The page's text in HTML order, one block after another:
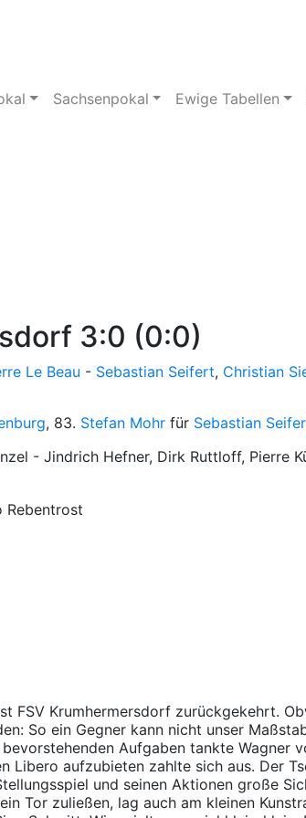
Sachsenpokal Ewige Tabellen
3:0 (0:0)
Le Beau - Sebastian Seifert, Christian
, 83. Stefan Mohr für Sebastian
- Jindrich Hefner, Dirk Ruttloff, Pierre
Krumhermersdorf zurückgekehrt.
So ein Gegner kann nicht unser
Aufgaben tankte Wagner
aufzubieten zahlte sich aus. Der
und seinen Aktionen große
Tor zuließen, lag auch am kleinen